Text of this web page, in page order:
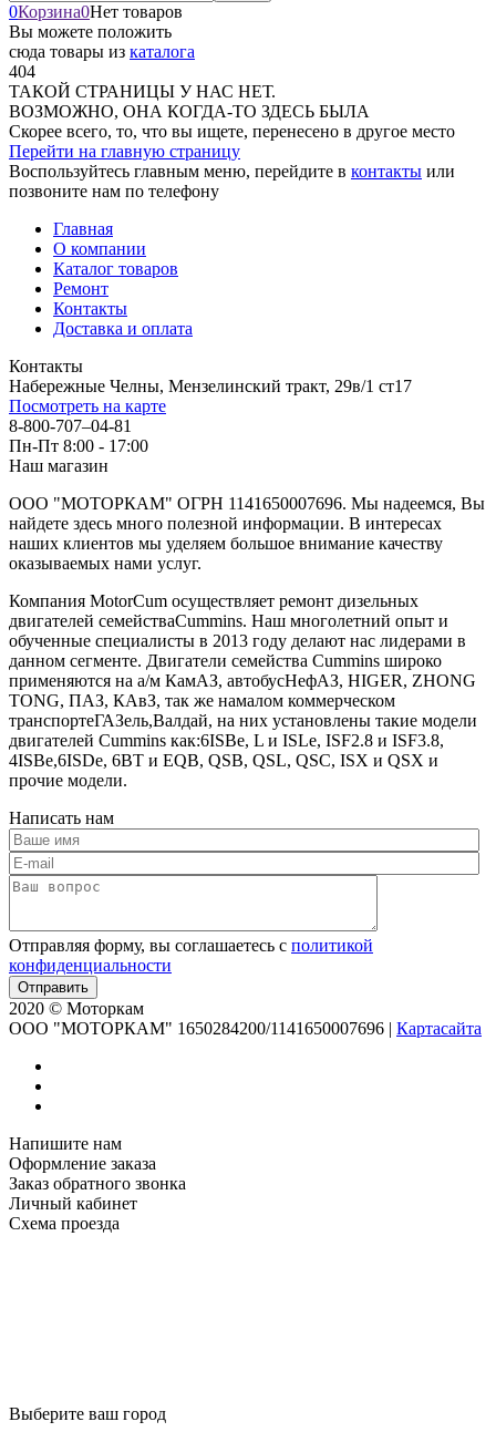
0Корзина0Нет товаров
Вы можете положить
сюда товары из каталога
404
ТАКОЙ СТРАНИЦЫ У НАС НЕТ.
ВОЗМОЖНО, ОНА КОГДА-ТО ЗДЕСЬ БЫЛА
Скорее всего, то, что вы ищете, перенесено в другое место
Перейти на главную страницу
Воспользуйтесь главным меню, перейдите в контакты или
позвоните нам по телефону
Главная
О компании
Каталог товаров
Ремонт
Контакты
Доставка и оплата
Контакты
Набережные Челны, Мензелинский тракт, 29в/1 ст17
Посмотреть на карте
8-800-707–04-81
Пн-Пт 8:00 - 17:00
Наш магазин
ООО "МОТОРКАМ" ОГРН 1141650007696. Мы надеемся, Вы
найдете здесь много полезной информации. В интересах
наших клиентов мы уделяем большое внимание качеству
оказываемых нами услуг.
Компания MotorCum осуществляет ремонт дизельных
двигателей семействаCummins. Наш многолетний опыт и
обученные специалисты в 2013 году делают нас лидерами в
данном сегменте. Двигатели семейства Cummins широко
применяются на а/м КамАЗ, автобусНефАЗ, HIGER, ZHONG
TONG, ПАЗ, КАвЗ, так же намалом коммерческом
транспортеГАЗель,Валдай, на них установлены такие модели
двигателей Cummins как:6ISBe, L и ISLe, ISF2.8 и ISF3.8,
4ISBe,6ISDe, 6BT и EQB, QSB, QSL, QSC, ISX и QSX и
прочие модели.
Написать нам
Отправляя форму, вы соглашаетесь с политикой
конфиденциальности
2020 © Моторкам
OOO "МОТОРКАМ" 1650284200/1141650007696 | Картасайта
Напишите нам
Оформление заказа
Заказ обратного звонка
Личный кабинет
Схема проезда
Выберите ваш город